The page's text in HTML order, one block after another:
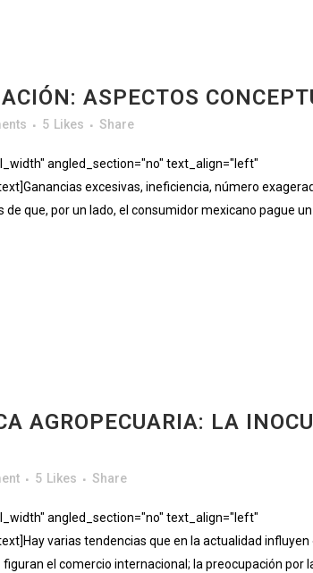
ASPECTOS
5 Likes Share
angled_section="no" text_align="left"
excesivas, ineficiencia, número
que, por un lado, el consumidor mexicano pague
AGROPECUARIA: LA
5 Likes Share
angled_section="no" text_align="left"
varias tendencias que en la actualidad
el comercio internacional; la preocupación por